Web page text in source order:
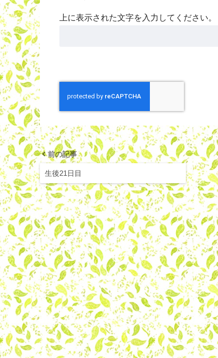
上に表示された文字を入力してください。
前の記事
生後21日目